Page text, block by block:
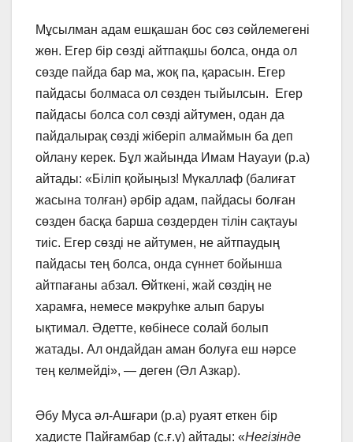
Мұсылман адам ешқашан бос сөз сөйлемегені
жөн. Егер бір сөзді айтпақшы болса, онда ол
сөзде пайда бар ма, жоқ па, қарасын. Егер
пайдасы болмаса ол сөзден тыйылсын. Егер
пайдасы болса сол сөзді айтумен, одан да
пайдалырақ сөзді жіберіп алмаймын ба деп
ойлану керек. Бұл жайында Имам Науауи (р.а)
айтады: «Біліп қойыңыз! Мүкаллаф (балиғат
жасына толған) әрбір адам, пайдасы болған
сөзден басқа барша сөздерден тілін сақтауы
тиіс. Егер сөзді не айтумен, не айтпаудың
пайдасы тең болса, онда сүннет бойынша
айтпағаны абзал. Өйткені, жай сөздің не
харамға, немесе мәкруһке алып баруы
ықтимал. Әдетте, көбінесе солай болып
жатады. Ал ондайдан аман болуға еш нәрсе
тең келмейді», — деген (Әл Азкар).
Әбу Муса әл-Ашғари (р.а) руаят еткен бір
хадисте Пайғамбар (с.ғ.у) айтады: «Негізінде